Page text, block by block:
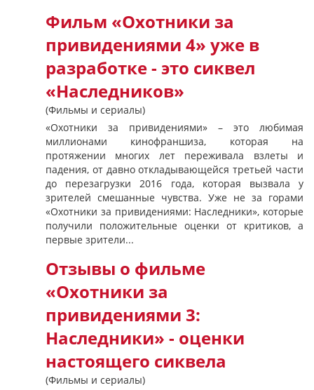
Фильм «Охотники за
привидениями 4» уже в
разработке - это сиквел
«Наследников»
(Фильмы и сериалы)
«Охотники за привидениями» – это любимая
миллионами кинофраншиза, которая на
протяжении многих лет переживала взлеты и
падения, от давно откладывающейся третьей части
до перезагрузки 2016 года, которая вызвала у
зрителей смешанные чувства. Уже не за горами
«Охотники за привидениями: Наследники», которые
получили положительные оценки от критиков, а
первые зрители...
Отзывы о фильме
«Охотники за
привидениями 3:
Наследники» - оценки
настоящего сиквела
(Фильмы и сериалы)